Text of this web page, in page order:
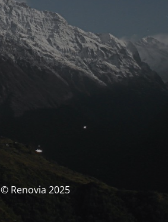
© Renovia 2025